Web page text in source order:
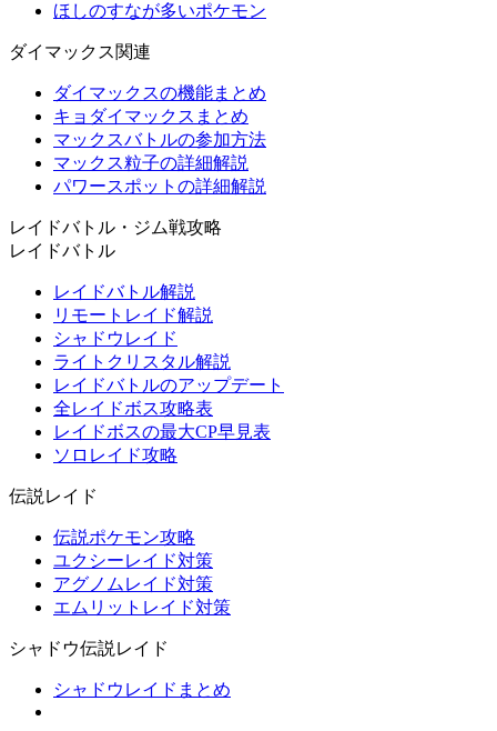
ほしのすなが多いポケモン
ダイマックス関連
ダイマックスの機能まとめ
キョダイマックスまとめ
マックスバトルの参加方法
マックス粒子の詳細解説
パワースポットの詳細解説
レイドバトル・ジム戦攻略
レイドバトル
レイドバトル解説
リモートレイド解説
シャドウレイド
ライトクリスタル解説
レイドバトルのアップデート
全レイドボス攻略表
レイドボスの最大CP早見表
ソロレイド攻略
伝説レイド
伝説ポケモン攻略
ユクシーレイド対策
アグノムレイド対策
エムリットレイド対策
シャドウ伝説レイド
シャドウレイドまとめ